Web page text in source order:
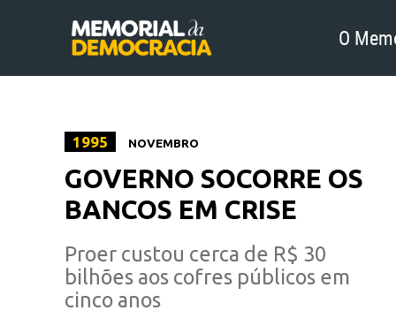
O
1995 NOVEMBRO
GOVERNO SOCORRE OS
BANCOS EM CRISE
Proer custou cerca de R$ 30
bilhões aos cofres públicos em
cinco anos